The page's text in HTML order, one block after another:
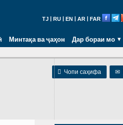
TJ RU EN AR FAR
Минтақа ва ҷаҳон Дар бораи мо
 Чопи саҳифа ✉